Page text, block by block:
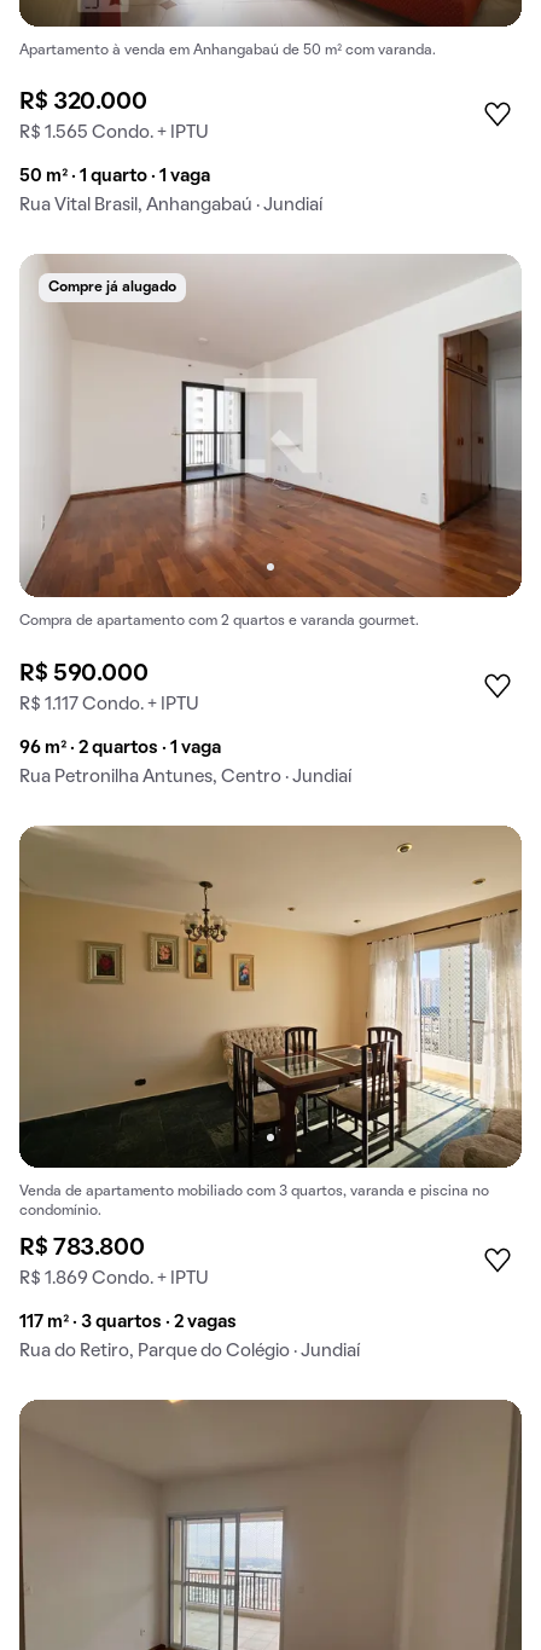
Apartamento à venda em Anhangabaú de 50 m² com varanda.
R$ 320.000
R$ 1.565 Condo. + IPTU
50 m² · 1 quarto · 1 vaga
Rua Vital Brasil, Anhangabaú · Jundiaí
Compre já alugado
Compra de apartamento com 2 quartos e varanda gourmet.
R$ 590.000
R$ 1.117 Condo. + IPTU
96 m² · 2 quartos · 1 vaga
Rua Petronilha Antunes, Centro · Jundiaí
Venda de apartamento mobiliado com 3 quartos, varanda e piscina no
condomínio.
R$ 783.800
R$ 1.869 Condo. + IPTU
117 m² · 3 quartos · 2 vagas
Rua do Retiro, Parque do Colégio · Jundiaí